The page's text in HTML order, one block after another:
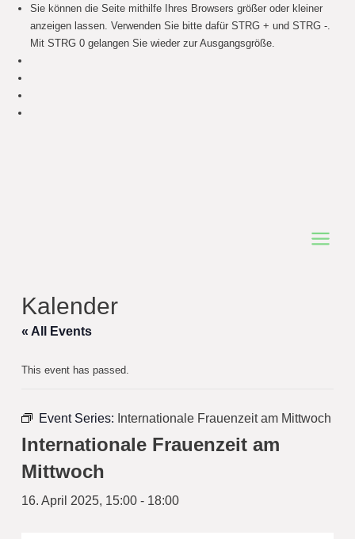
Sie können die Seite mithilfe Ihres Browsers größer oder kleiner
anzeigen lassen. Verwenden Sie bitte dafür STRG + und STRG -.
Mit STRG 0 gelangen Sie wieder zur Ausgangsgröße.
Main
Kalender
« All Events
This event has passed.
Event Series: Internationale Frauenzeit am Mittwoch
Internationale Frauenzeit am
Mittwoch
16. April 2025, 15:00- 18:00